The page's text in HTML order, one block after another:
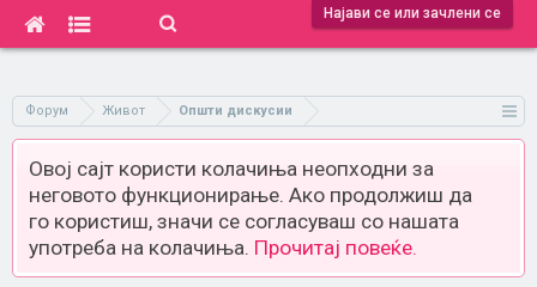
Најави се или зачлени се
Форум Живот Општи дискусии
Овој сајт користи колачиња неопходни за
неговото функционирање. Ако продолжиш да
го користиш, значи се согласуваш со нашата
употреба на колачиња. Прочитај повеќе.